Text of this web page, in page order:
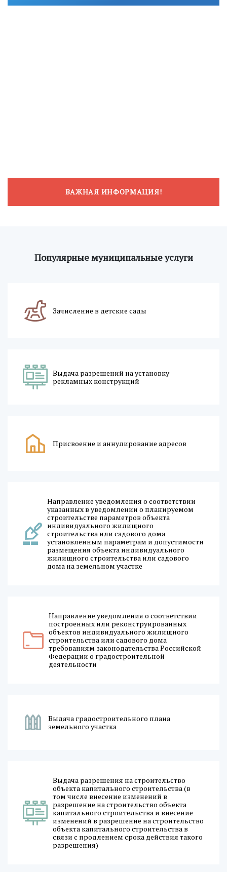
ВАЖНАЯ ИНФОРМАЦИЯ!
Популярные муниципальные услуги
Зачисление в детские сады
Выдача разрешений на установку
рекламных конструкций
Присвоение и аннулирование адресов
Направление уведомления о соответствии
указанных в уведомлении о планируемом
строительстве параметров объекта
индивидуального жилищного
строительства или садового дома
установленным параметрам и допустимости
размещения объекта индивидуального
жилищного строительства или садового
дома на земельном участке
Направление уведомления о соответствии
построенных или реконструированных
объектов индивидуального жилищного
строительства или садового дома
требованиям законодательства Российской
Федерации о градостроительной
деятельности
Выдача градостроительного плана
земельного участка
Выдача разрешения на строительство
объекта капитального строительства (в
том числе внесение изменений в
разрешение на строительство объекта
капитального строительства и внесение
изменений в разрешение на строительство
объекта капитального строительства в
связи с продлением срока действия такого
разрешения)